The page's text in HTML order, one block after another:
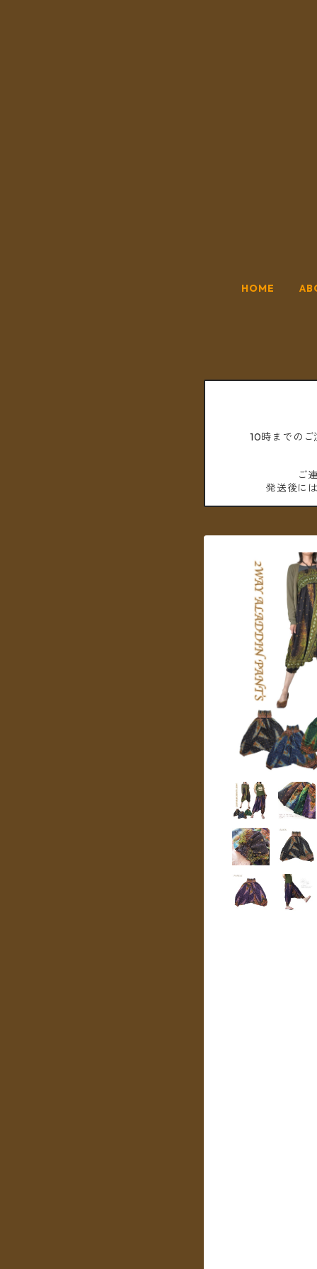
HOME
10時までの
ご
発送後に